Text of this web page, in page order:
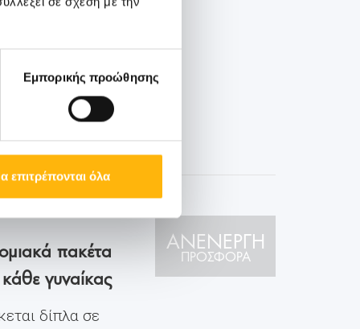
Εμπορικής προώθησης
επιτρέπονται όλα
ζωές —
ΑΝΕΝΕΡΓΗ
ΠΡΟΣΦΟΡΑ
πακέτα
γυναίκας
δίπλα σε